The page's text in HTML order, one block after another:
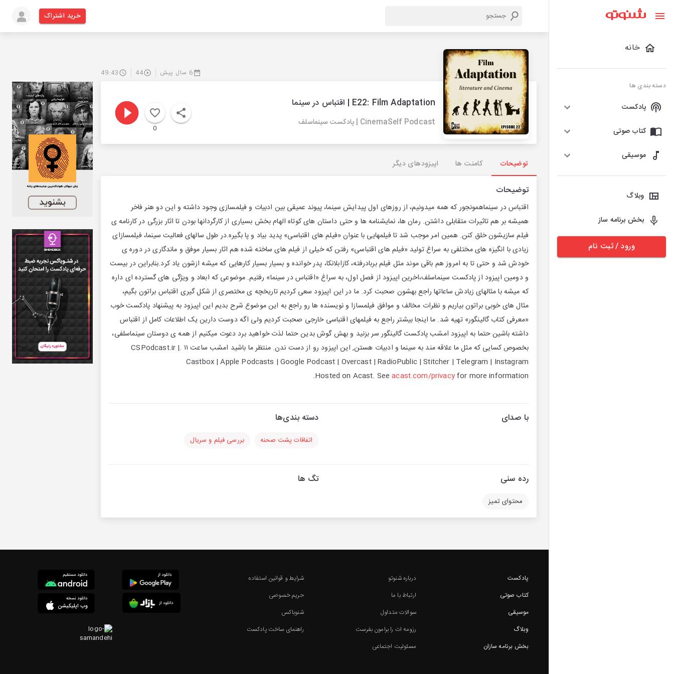
خانه
دسته بندی ها
پادکست
کتاب صوتی
موسیقی
وبلاگ
بخش برنامه ساز
ورود / ثبت نام
خرید اشتراک
6 سال پیش 44
49:43
E22: Film Adaptation | اقتباس در سینما
CinemaSelf Podcast | پادکست سینماسلف
0
توضیحات کامنت ها اپیزودهای دیگر
توضیحات
اقتباس در سینماهمونجور که همه میدونیم، از روزهای اول پیدایش سینما، پیوند عمیقی بین ادبیات و فیلمسازی وجود داشته و این دو هنر فاخر
همیشه بر هم تاثیرات متقابلی داشتن. رمان ها، نمایشنامه ها و حتی داستان های کوتاه الهام بخش بسیاری از کارگردانها بودن تا اثار بزرگی در کارنامه ی
فیلم سازیشون خلق کنن. همین امر موجب شد تا فیلمهایی با عنوان «فیلم های اقتباسی» پدید بیاد و پا بگیره.در طول سالهای فعالیت سینما، فیلمسازای
زیادی با انگیزه های مختلفی به سراغ تولید «فیلم های اقتباسی» رفتن که خیلی از فیلم های ساخته شده هم اثار بسیار موفق و ماندگاری در دوره ی
خودش شد و حتی تا به امروز هم باقی موند مثل فیلم بربادرفته، کازابلانکا، پدر خوانده و بسیار بسیار کارهایی که میشه ازشون یاد کرد.بنابراین در بیست
و دومین اپیزود از پادکست سینماسلف،اخرین اپیزود از فصل اول، به سراغ «اقتباس در سینما» رفتیم. موضوعی که ابعاد و ویژگی های گسترده ای داره
که میشه با مثالهای زیادش ساعاتها راجع بهشون صحبت کرد. ما در این اپیزود سعی کردیم تاریخچه ی مختصری از شکل گیری اقتباس براتون بگیم،
مثال های خوبی براتون بیاریم و نظرات مخالف و موافق فیلمسازا و نویسنده ها رو راجع به این موضوع شرح بدیم این اپیزود به پیشنهاد پادکست خوب
«معرفی کتاب گالینگور» تهیه شد. ما اینجا بیشتر راجع به فیلمهای اقتباسی خارجی صحبت کردیم ولی اگه دوست دارین یک اطلاعات کامل از اقتباس
داشته باشین حتما به اپیزود امشب پادکست گالینگور سر بزنید و بهش گوش بدین حتما لذت خواهید برد دعوت میکنیم از همه ی دوستان سینماسلفی،
بخصوص کسایی که مثل ما علاقه مند به سینما و ادبیات هستن, این اپیزود رو از دست ندن. منتظر ما باشید امشب ساعت ۱۱ .CSPodcast.ir |
Castbox | Apple Podcasts | Google Podcast | Overcast | RadioPublic | Stitcher | Telegram | Instagram
Hosted on Acast. Seeacast.com/privacyfor more information.
با صدای دسته بندی‌ها
اتفاقات پشت صحنه بررسی فیلم و سریال
رده سنی
محتوای تمیز
تگ ها
پادکست
کتاب صوتی
موسیقی
وبلاگ
بخش برنامه سازان
درباره شنوتو
ارتباط با ما
سوالات متداول
رزومه ات را برامون بفرست
مسئولیت اجتماعی
شرایط و قوانین استفاده
حریم خصوصی
شنوباکس
راهنمای ساخت پادکست